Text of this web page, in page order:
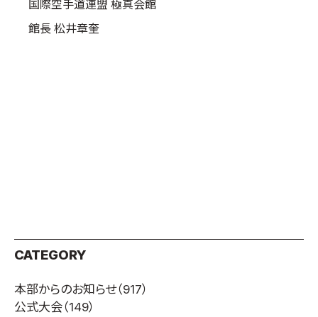
国際空手道連盟 極真会館
館長 松井章奎
CATEGORY
本部からのお知らせ（917）
公式大会（149）